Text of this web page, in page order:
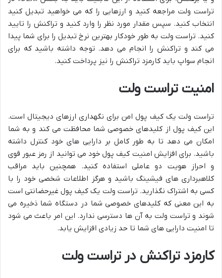
تراست ولت مراجعه کنید و ارزهایی را که می خواهید تبدیل کنید
انتخاب کنید. سپس مقدار مورد نظر را وارد کنید و تراکنش را تایید
کنید. تراست ولت به طور خودکار بهترین نرخ تبدیل را برای شما پیدا
می کند و تراکنش را انجام می دهد. توجه داشته باشید که برای
انجام سواپ باید کارمزد تراکنش را نیز پرداخت کنید.
امنیت تراست ولت
تراست ولت یک کیف پول امن برای نگهداری ارزهای دیجیتال است.
این کیف پول از کلیدهای خصوصی شما محافظت می کند و به شما
امکان می دهد تا به طور کامل بر دارایی های خود کنترل داشته
باشید. برای افزایش امنیت کیف پول خود می توانید از رمز عبور قوی
و احراز هویت دو عاملی استفاده کنید. همچنین باید مراقب
کلاهبرداری های فیشینگ باشید و هرگز اطلاعات شخصی خود را با
کسی به اشتراک نگذارید. تراست ولت یک کیف پول غیرحضانتی است
به این معنی که کلیدهای خصوصی شما در دستگاه شما ذخیره می
شوند و تراست ولت به آن ها دسترسی ندارد. این امر باعث می شود
تا امنیت دارایی های شما تا حد زیادی افزایش یابد.
کارمزد تراکنش در تراست ولت